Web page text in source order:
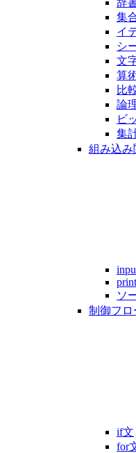
辞
集
イ
シ
文
算
比
論
ビ
集
組み込み
ソ
制御フロ
if文
for